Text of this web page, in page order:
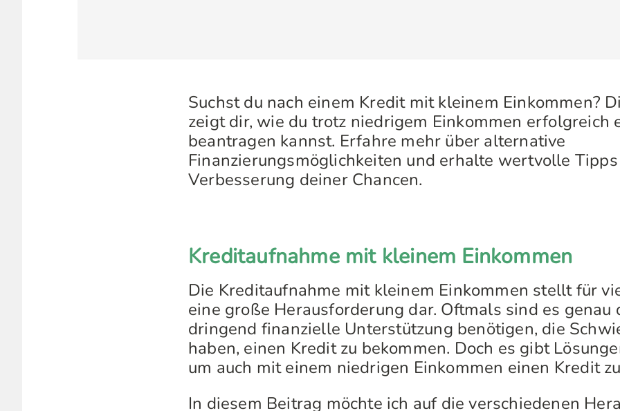
Suchst du nach einem Kredit mit kleinem Einkommen?
zeigt dir, wie du trotz niedrigem Einkommen erfolgreich
beantragen kannst. Erfahre mehr über alternative
Finanzierungsmöglichkeiten und erhalte wertvolle
Verbesserung deiner Chancen.
Kreditaufnahme mit kleinem Einkommen
Die Kreditaufnahme mit kleinem Einkommen stellt für
eine große Herausforderung dar. Oftmals sind es genau
dringend finanzielle Unterstützung benötigen, die
haben, einen Kredit zu bekommen. Doch es gibt
um auch mit einem niedrigen Einkommen einen Kredit
In diesem Beitrag möchte ich auf die verschiedenen